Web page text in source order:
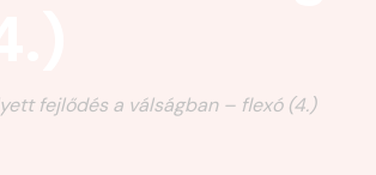
fejlődés a válságban – flexó (4.)